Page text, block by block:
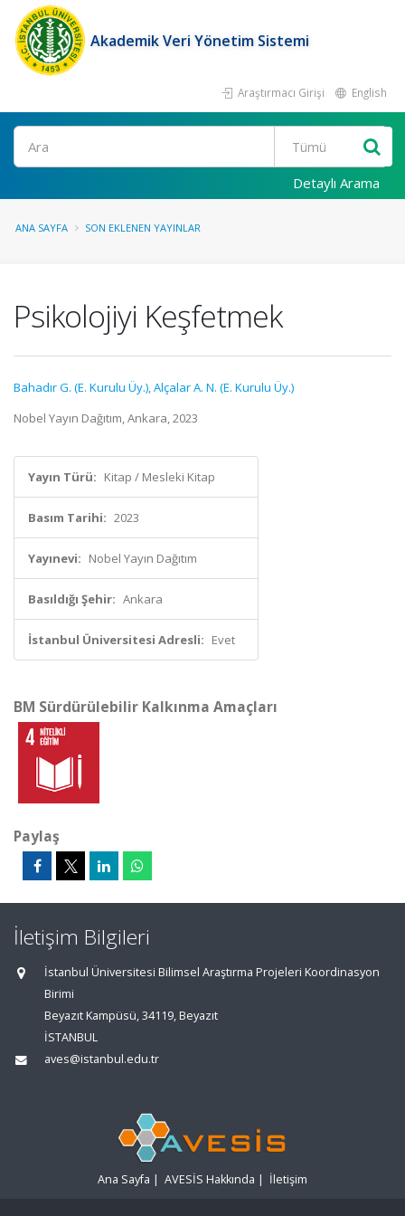
Akademik Veri Yönetim Sistemi
Araştırmacı Girişi English
Ara
Detaylı Arama
ANA SAYFA SON EKLENEN YAYINLAR
Psikolojiyi Keşfetmek
Bahadır G. (E. Kurulu Üy.),Alçalar A. N. (E. Kurulu Üy.)
Nobel Yayın Dağıtım, Ankara, 2023
Yayın Türü: Kitap / Mesleki Kitap
Basım Tarihi: 2023
Yayınevi: Nobel Yayın Dağıtım
Basıldığı Şehir: Ankara
İstanbul Üniversitesi Adresli: Evet
BM Sürdürülebilir Kalkınma Amaçları
Paylaş
İletişim Bilgileri
İstanbul Üniversitesi Bilimsel Araştırma Projeleri Koordinasyon
Birimi
Beyazıt Kampüsü, 34119, Beyazıt
İSTANBUL
aves@istanbul.edu.tr
Ana Sayfa | AVESİS Hakkında | İletişim